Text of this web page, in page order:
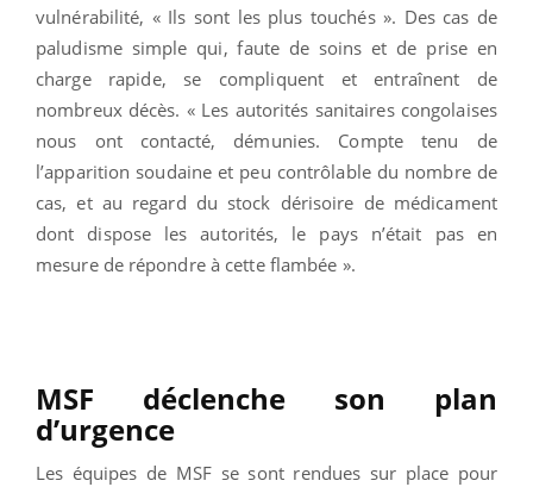
vulnérabilité, « Ils sont les plus touchés ». Des cas de
paludisme simple qui, faute de soins et de prise en
charge rapide, se compliquent et entraînent de
nombreux décès. « Les autorités sanitaires congolaises
nous ont contacté, démunies. Compte tenu de
l’apparition soudaine et peu contrôlable du nombre de
cas, et au regard du stock dérisoire de médicament
dont dispose les autorités, le pays n’était pas en
mesure de répondre à cette flambée ».
MSF déclenche son plan
d’urgence
Les équipes de MSF se sont rendues sur place pour